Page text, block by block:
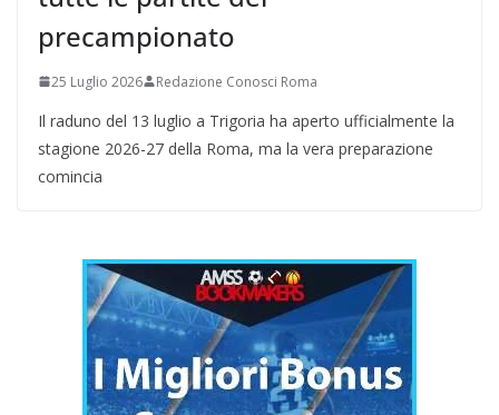
precampionato
25 Luglio 2026 Redazione Conosci Roma
Il raduno del 13 luglio a Trigoria ha aperto ufficialmente la
stagione 2026-27 della Roma, ma la vera preparazione
comincia